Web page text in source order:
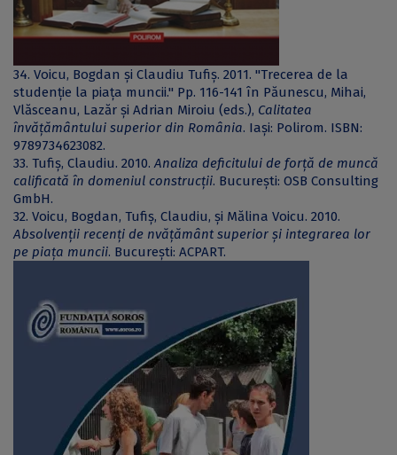
34. Voicu, Bogdan și Claudiu Tufiș. 2011. "Trecerea de la
studenție la piața muncii." Pp. 116-141 în Păunescu, Mihai,
Vlăsceanu, Lazăr și Adrian Miroiu (eds.), Calitatea
învățământului superior din România. Iași: Polirom. ISBN:
9789734623082.
33. Tufiș, Claudiu. 2010.Analiza deficitului de forță de muncă
calificată în domeniul construcții. București: OSB Consulting
GmbH.
32. Voicu, Bogdan, Tufiș, Claudiu, și Mălina Voicu. 2010.
Absolvenții recenți de nvățământ superior și integrarea lor
pe piața muncii. București: ACPART.